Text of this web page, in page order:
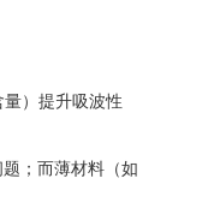
）提升吸波性
；而薄材料（如